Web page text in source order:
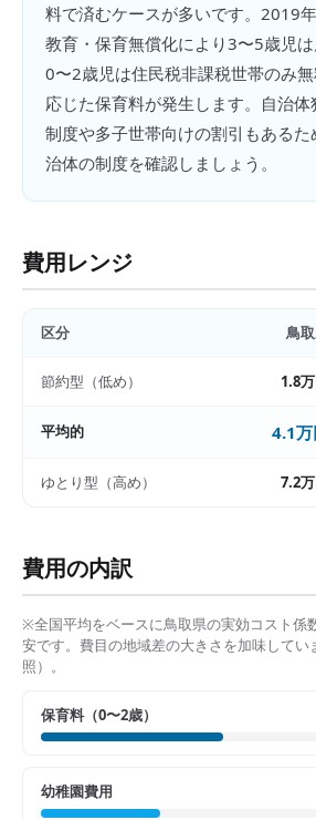
料で済むケースが多いです。2019
教育・保育無償化により3〜5歳児は
0〜2歳児は住民税非課税世帯のみ
応じた保育料が発生します。自治
制度や多子世帯向けの割引もあるた
治体の制度を確認しましょう。
費用レンジ
区分 鳥
節約型（低め） 1.8
平均的 4.1万
ゆとり型（高め） 7.2
費用の内訳
※全国平均をベースに鳥取県の実効コスト係
安です。費目の地域差の大きさを加味してい
照）。
保育料（0〜2歳）
幼稚園費用